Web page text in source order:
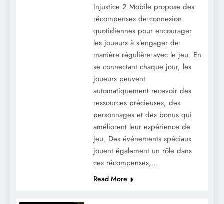
Injustice 2 Mobile propose des
récompenses de connexion
quotidiennes pour encourager
les joueurs à s’engager de
manière régulière avec le jeu. En
se connectant chaque jour, les
joueurs peuvent
automatiquement recevoir des
ressources précieuses, des
personnages et des bonus qui
améliorent leur expérience de
jeu. Des événements spéciaux
jouent également un rôle dans
ces récompenses,…
Read More